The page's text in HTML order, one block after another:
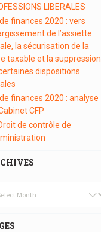
LIBERALES
finances 2020 : vers
de l’assiette
la sécurisation de la
taxable et la suppression
dispositions
finances 2020 : analyse
CFP
de contrôle de